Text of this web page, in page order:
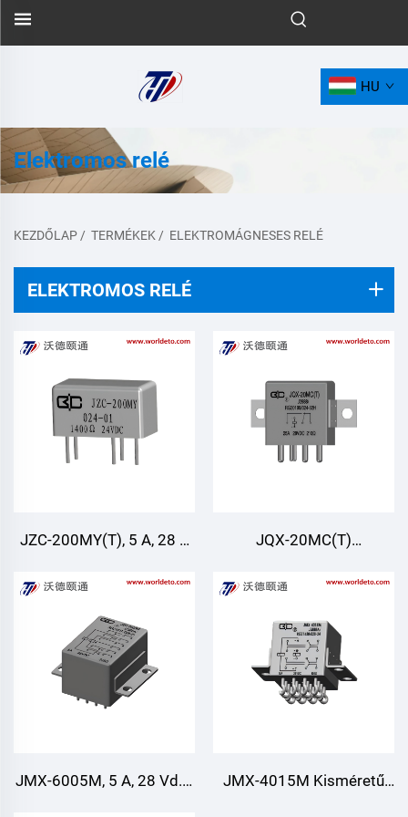
HU
Elektromos relé
KEZDŐLAP/ TERMÉKEK/ ELEKTROMÁGNESES RELÉ
ELEKTROMOS RELÉ
JZC-200MY(T), 5 A, 28 V
JQX-20MC(T)
JMX-6005M, 5 A, 28 Vd.c.
JMX-4015M Kisméretű